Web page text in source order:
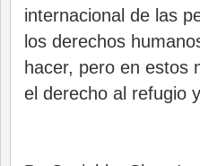
internacional de las
los derechos
hacer, pero en estos
el derecho al refugio